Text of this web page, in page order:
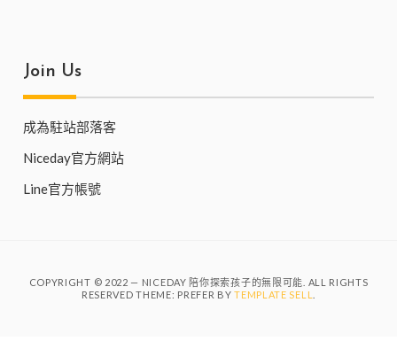
Join Us
成為駐站部落客
Niceday官方網站
Line官方帳號
COPYRIGHT © 2022 — NICEDAY 陪你探索孩子的無限可能. ALL RIGHTS
RESERVED THEME: PREFER BYTEMPLATE SELL